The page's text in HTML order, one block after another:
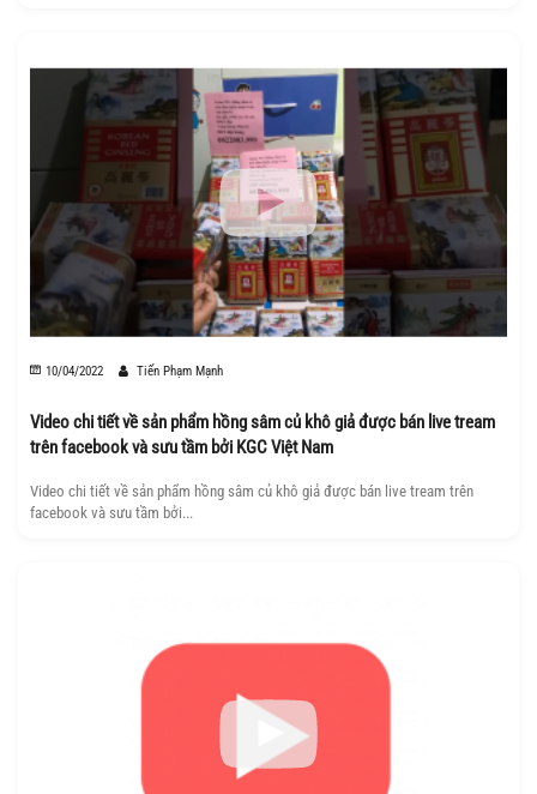
10/04/2022 Tiến Phạm Mạnh
Video chi tiết về sản phẩm hồng sâm củ khô giả được bán live tream
trên facebook và sưu tầm bởi KGC Việt Nam
Video chi tiết về sản phẩm hồng sâm củ khô giả được bán live tream trên
facebook và sưu tầm bởi...